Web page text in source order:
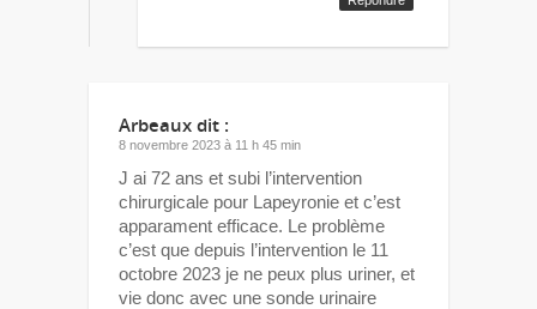
Arbeaux dit :
8 novembre 2023 à 11 h 45 min
J ai 72 ans et subi l’intervention
chirurgicale pour Lapeyronie et c’est
apparament efficace. Le problème
c’est que depuis l’intervention le 11
octobre 2023 je ne peux plus uriner, et
vie donc avec une sonde urinaire